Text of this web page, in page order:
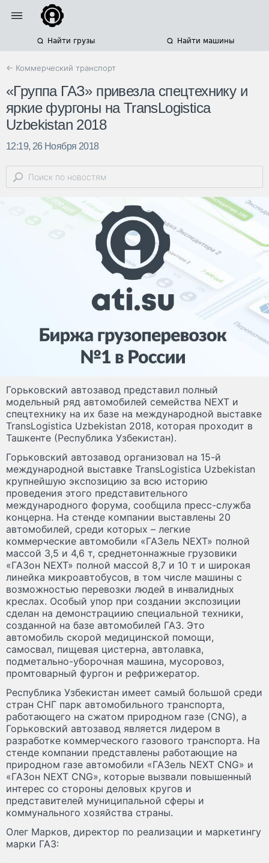
Найти грузы Найти машины
← Коммерческий транспорт
«Группа ГАЗ» привезла спецтехнику и
яркие фургоны на TransLogistica
Uzbekistan 2018
12:19, 26 Ноября 2018
Горьковский автозавод представил полный
модельный ряд автомобилей семейства NEXT и
спецтехнику на их базе на международной выставке
TransLogistica Uzbekistan 2018, которая проходит в
Ташкенте (Республика Узбекистан).
Горьковский автозавод организовал на 15-й
международной выставке TransLogistica Uzbekistan
крупнейшую экспозицию за всю историю
проведения этого представительного
международного форума, сообщила пресс-служба
концерна. На стенде компании выставлены 20
автомобилей, среди которых – легкие
коммерческие автомобили «ГАЗель NEXT» полной
массой 3,5 и 4,6 т, среднетоннажные грузовики
«ГАЗон NEXT» полной массой 8,7 и 10 т и широкая
линейка микроавтобусов, в том числе машины с
возможностью перевозки людей в инвалидных
креслах. Особый упор при создании экспозиции
сделан на демонстрациию специальной техники,
созданной на базе автомобилей ГАЗ. Это
автомобиль скорой медицинской помощи,
самосвал, пищевая цистерна, автолавка,
подметально-уборочная машина, мусоровоз,
промтоварный фургон и рефрижератор.
Республика Узбекистан имеет самый большой среди
стран СНГ парк автомобильного транспорта,
работающего на сжатом природном газе (CNG), а
Горьковский автозавод является лидером в
разработке коммерческого газового транспорта. На
стенде компании представлены работающие на
природном газе автомобили «ГАЗель NEXT CNG» и
«ГАЗон NEXT CNG», которые вызвали повышенный
интерес со стороны деловых кругов и
представителей муниципальной сферы и
коммунального хозяйства страны.
Олег Марков, директор по реализации и маркетингу
марки ГАЗ: